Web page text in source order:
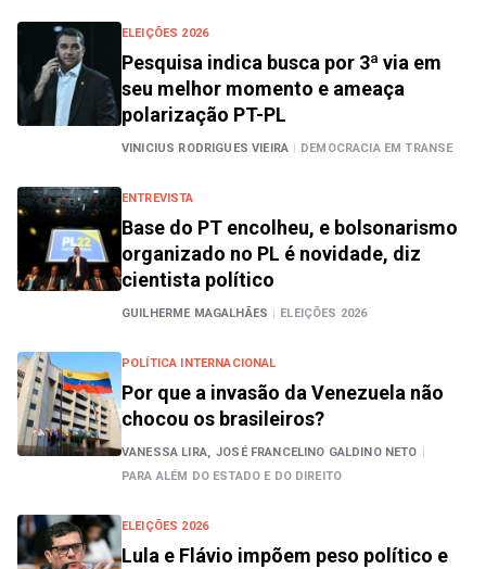
ELEIÇÕES 2026
Pesquisa indica busca por 3ª via em
seu melhor momento e ameaça
polarização PT-PL
VINICIUS RODRIGUES VIEIRA | DEMOCRACIA EM TRANSE
ENTREVISTA
Base do PT encolheu, e bolsonarismo
organizado no PL é novidade, diz
cientista político
GUILHERME MAGALHÃES | ELEIÇÕES 2026
POLÍTICA INTERNACIONAL
Por que a invasão da Venezuela não
chocou os brasileiros?
VANESSA LIRA, JOSÉ FRANCELINO GALDINO NETO |
PARA ALÉM DO ESTADO E DO DIREITO
ELEIÇÕES 2026
Lula e Flávio impõem peso político e